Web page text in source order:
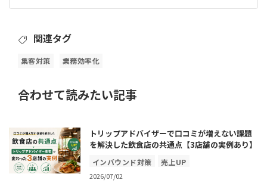
関連タグ
集客対策 業務効率化
合わせて読みたい記事
トリップアドバイザーで口コミが増えない課題
を解決した飲食店の共通点【3店舗の実例あり】
インバウンド対策 売上UP
2026/07/02